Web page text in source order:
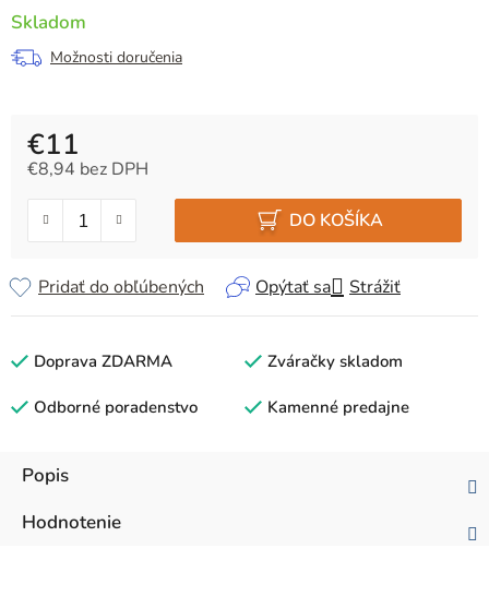
Skladom
Možnosti doručenia
€11
€8,94 bez DPH
DO KOŠÍKA
Opýtať sa Strážiť
Pridať do obľúbených
Doprava ZDARMA Zváračky skladom
Odborné poradenstvo Kamenné predajne
Popis
Hodnotenie